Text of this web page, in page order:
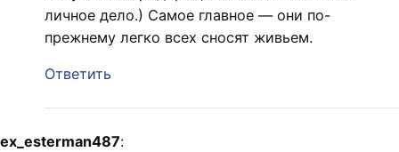
личное дело.) Самое главное — они по-
прежнему легко всех сносят живьем.
Ответить
ex_esterman487: